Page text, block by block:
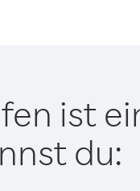
ist
du: